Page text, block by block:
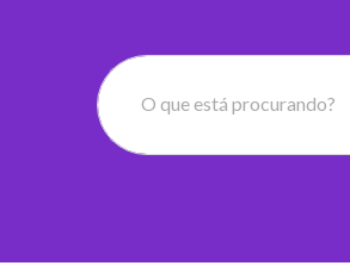
O que está procurando?